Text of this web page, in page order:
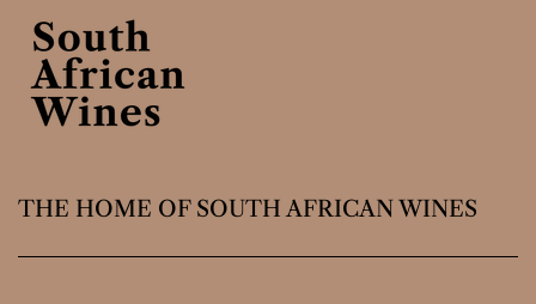
THE HOME OF SOUTH AFRICAN WINES